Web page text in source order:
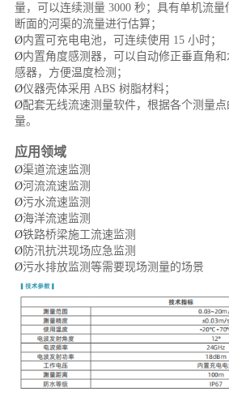
量，可以连续测量 3000 秒；具有单机流量
断面的河渠的流量进行估算；
Ø内置可充电电池，可连续使用 15 小时；
Ø内置角度感测器，可以自动修正垂直角
感器，方便温度检测；
Ø仪器壳体采用 ABS 树脂材料；
Ø配套无线流速测量软件，根据各个测量
量。
应用领域
Ø渠道流速监测
Ø河流流速监测
Ø污水流速监测
Ø海洋流速监测
Ø铁路桥梁施工流速监测
Ø防汛抗洪现场应急监测
Ø污水排放监测等需要现场测量的场景